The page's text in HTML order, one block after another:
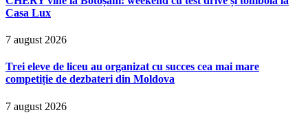
Casa Lux
7 august 2026
Trei eleve de liceu au organizat cu succes cea mai mare
competiție de dezbateri din Moldova
7 august 2026